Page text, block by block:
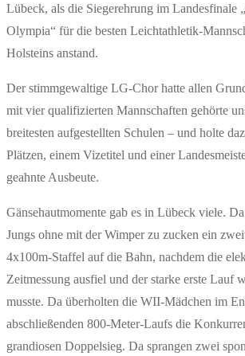
Lübeck, als die Siegerehrung im Landesfinale
Olympia“ für die besten Leichtathletik-
Holsteins anstand.
Der stimmgewaltige LG-Chor hatte allen
mit vier qualifizierten Mannschaften gehörte
breitesten aufgestellten Schulen – und holte
Plätzen, einem Vizetitel und einer
geahnte Ausbeute.
Gänsehautmomente gab es in Lübeck viele.
Jungs ohne mit der Wimper zu zucken ein
4x100m-Staffel auf die Bahn, nachdem die
Zeitmessung ausfiel und der starke erste Lauf
musste. Da überholten die WII-Mädchen im
abschließenden 800-Meter-Laufs die
grandiosen Doppelsieg. Da sprangen zwei